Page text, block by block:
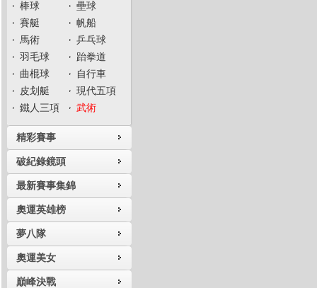
棒球
壘球
賽艇
帆船
馬術
乒乓球
羽毛球
跆拳道
曲棍球
自行車
皮划艇
現代五項
鐵人三項
武術
精彩賽事
破紀錄鏡頭
最新賽事集錦
奧運英雄榜
夢八隊
奧運美女
巔峰決戰